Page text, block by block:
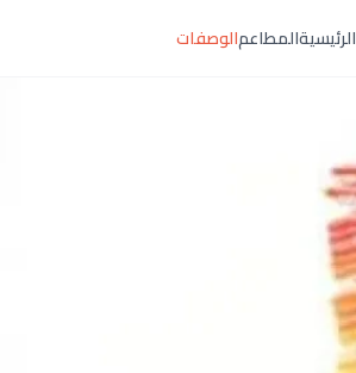
الرئيسيةالمطاعمالوصفات